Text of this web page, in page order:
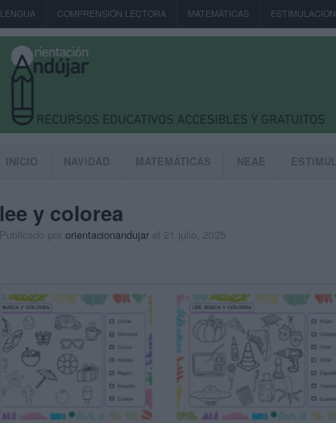
LENGUA COMPRENSIÓN LECTORA MATEMÁTICAS
INICIO NAVIDAD MATEMÁTICAS NEAE
lee y colorea
Publicado por orientacionandujar el 21 julio, 2025